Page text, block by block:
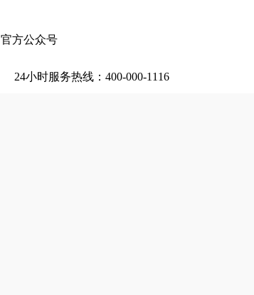
官方公众号
24小时服务热线：400-000-1116